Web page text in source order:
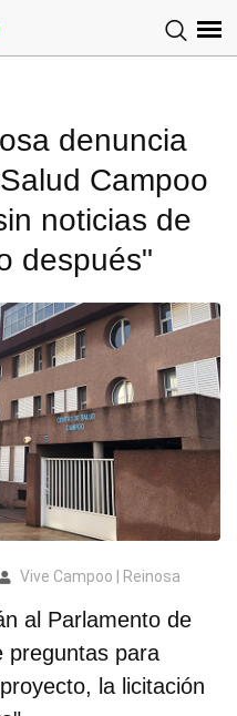
denuncia
Campoo
noticias de
después"
Vive Campoo | Reinosa
al Parlamento de
preguntas para
la licitación